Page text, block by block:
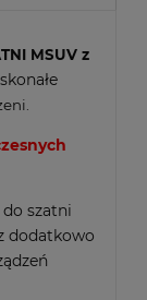
MSUV z
szatni
dodatkowo